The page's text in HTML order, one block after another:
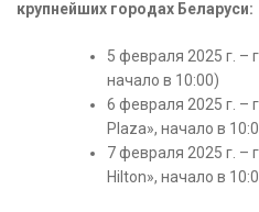
крупнейших городах Беларуси:
5 февраля 2025 г. –
начало в 10:00)
6 февраля 2025 г. –
Plaza», начало в
7 февраля 2025 г. –
Hilton», начало в